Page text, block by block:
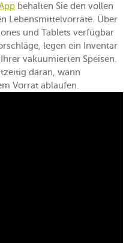
behalten Sie den vollen
Lebensmittelvorräte. Über
und Tablets verfügbar
legen ein Inventar
vakuumierten Speisen.
daran, wann
Vorrat ablaufen.